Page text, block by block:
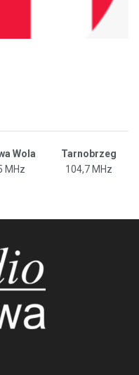
Wola
Tarnobrzeg
MHz 104,7 MHz